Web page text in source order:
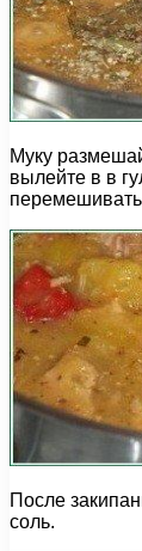
Муку
вылейте в в
После
соль.